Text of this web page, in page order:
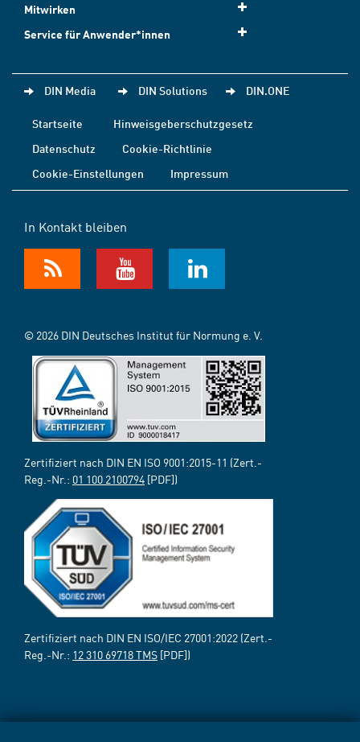
Mitwirken
Service für Anwender*innen
DIN Media DIN Solutions DIN.ONE
Startseite
Hinweisgeberschutzgesetz
Datenschutz
Cookie-Richtlinie
Cookie-Einstellungen
Impressum
In Kontakt bleiben
© 2026 DIN Deutsches Institut für Normung e. V.
Zertifiziert nach DIN EN ISO 9001:2015-11 (Zert.-
Reg.-Nr.: 01 100 2100794 [PDF])
Zertifiziert nach DIN EN ISO/IEC 27001:2022 (Zert.-
Reg.-Nr.: 12 310 69718 TMS [PDF])